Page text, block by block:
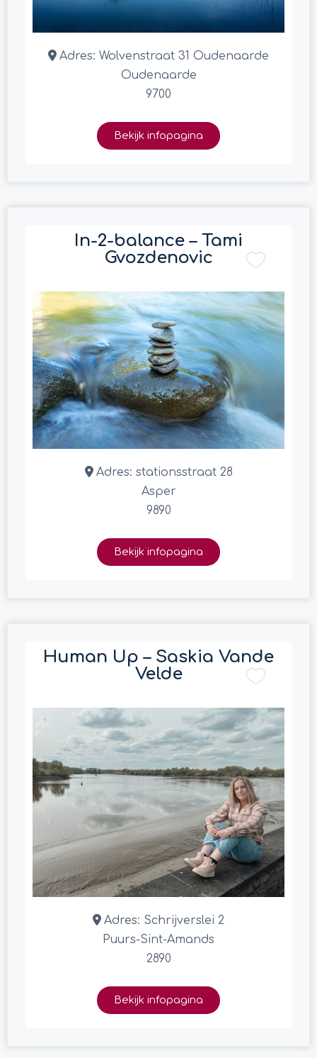
Adres:Wolvenstraat 31 Oudenaarde
Oudenaarde
9700
Bekijk infopagina
In-2-balance – Tami
Gvozdenovic
Adres: stationsstraat 28
Asper
9890
Bekijk infopagina
Human Up – Saskia Vande
Velde
Adres: Schrijverslei 2
Puurs-Sint-Amands
2890
Bekijk infopagina